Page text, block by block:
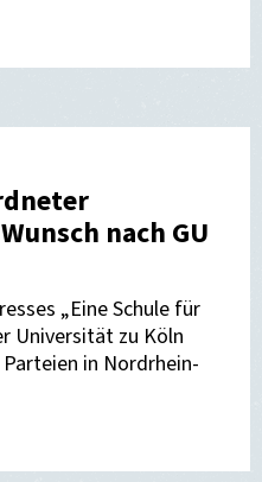
nach GU
„Eine Schule für
Universität zu Köln
in Nordrhein-